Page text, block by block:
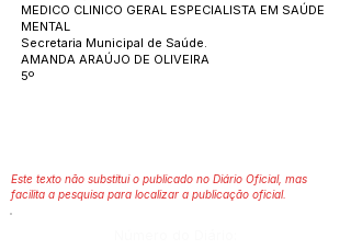
MEDICO CLINICO GERAL ESPECIALISTA EM SAÚDE
MENTAL
Secretaria Municipal de Saúde.
AMANDA ARAÚJO DE OLIVEIRA
5º
Este texto não substitui o publicado no Diário Oficial, mas
facilita a pesquisa para localizar a publicação oficial.